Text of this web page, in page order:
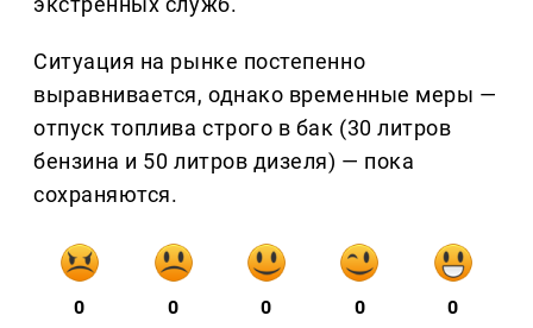
Ситуация на рынке постепенно
выравнивается, однако временные меры —
отпуск топлива строго в бак (30 литров
бензина и 50 литров дизеля) — пока
сохраняются.
0 0 0 0 0